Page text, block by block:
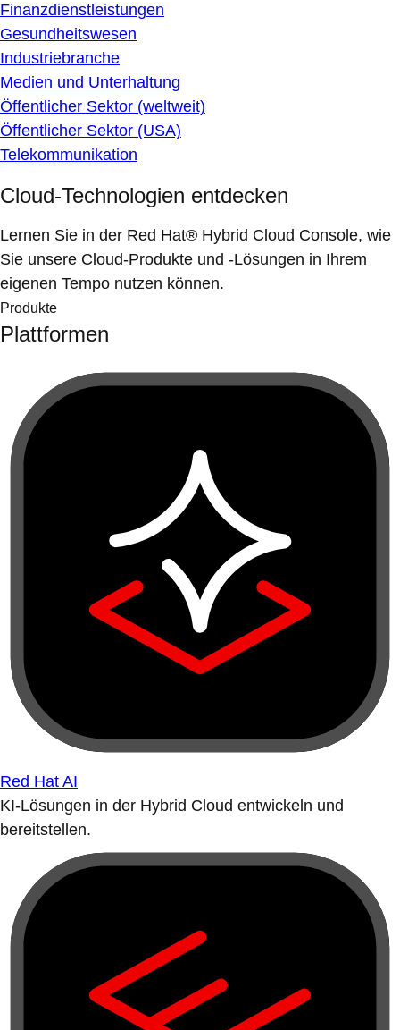
Finanzdienstleistungen
Gesundheitswesen
Industriebranche
Medien und Unterhaltung
Öffentlicher Sektor (weltweit)
Öffentlicher Sektor (USA)
Telekommunikation
Cloud-Technologien entdecken
Lernen Sie in der Red Hat® Hybrid Cloud Console, wie
Sie unsere Cloud-Produkte und -Lösungen in Ihrem
eigenen Tempo nutzen können.
Produkte
Plattformen
Red Hat AI
KI-Lösungen in der Hybrid Cloud entwickeln und
bereitstellen.